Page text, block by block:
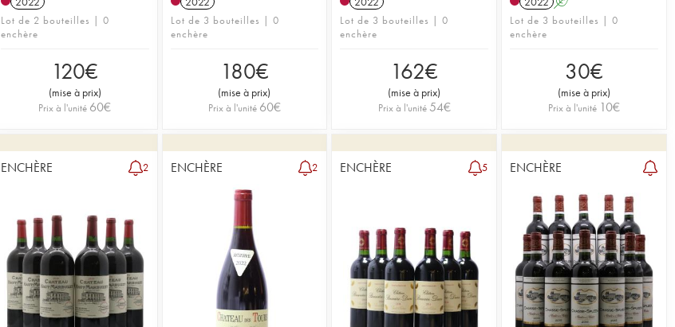
Lot de 2 bouteilles | 0
enchère
120€
(mise à prix)
Prix à l'unité 60€
Lot de 3 bouteilles | 0
enchère
180€
(mise à prix)
Prix à l'unité 60€
Lot de 3 bouteilles | 0
enchère
162€
(mise à prix)
Prix à l'unité 54€
Lot de 3 bouteilles | 0
enchère
30€
(mise à prix)
Prix à l'unité 10€
ENCHÈRE 2 ENCHÈRE 2 ENCHÈRE 5 ENCHÈRE